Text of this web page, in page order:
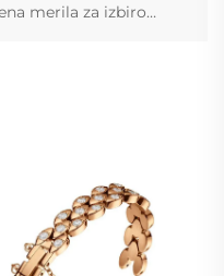
merila za izbiro